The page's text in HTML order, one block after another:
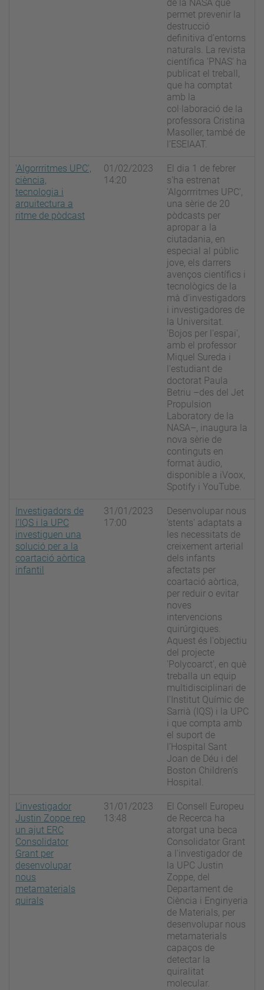
de la NASA que
permet prevenir la
destrucció
definitiva d’entorns
naturals. La revista
científica 'PNAS' ha
publicat el treball,
que ha comptat
amb la
col·laboració de la
professora Cristina
Masoller, també de
l’ESEIAAT.
'Algorrritmes UPC',
ciència,
tecnologia i
arquitectura a
ritme de pòdcast
01/02/2023
14:20
El dia 1 de febrer
s'ha estrenat
'Algorrritmes UPC',
una sèrie de 20
pòdcasts per
apropar a la
ciutadania, en
especial al públic
jove, els darrers
avenços científics i
tecnològics de la
mà d'investigadors
i investigadores de
la Universitat.
'Bojos per l'espai',
amb el professor
Miquel Sureda i
l'estudiant de
doctorat Paula
Betriu –des del Jet
Propulsion
Laboratory de la
NASA–, inaugura la
nova sèrie de
continguts en
format àudio,
disponible a iVoox,
Spotify i YouTube.
Investigadors de
l’IQS i la UPC
investiguen una
solució per a la
coartació aòrtica
infantil
31/01/2023
17:00
Desenvolupar nous
'stents' adaptats a
les necessitats de
creixement arterial
dels infants
afectats per
coartació aòrtica,
per reduir o evitar
noves
intervencions
quirúrgiques.
Aquest és l'objectiu
del projecte
'Polycoarct', en què
treballa un equip
multidisciplinari de
l'Institut Químic de
Sarrià (IQS) i la UPC
i que compta amb
el suport de
l’Hospital Sant
Joan de Déu i del
Boston Children’s
Hospital.
L’investigador
Justin Zoppe rep
un ajut ERC
Consolidator
Grant per
desenvolupar
nous
metamaterials
quirals
31/01/2023
13:48
El Consell Europeu
de Recerca ha
atorgat una beca
Consolidator Grant
a l'investigador de
la UPC Justin
Zoppe, del
Departament de
Ciència i Enginyeria
de Materials, per
desenvolupar nous
metamaterials
capaços de
detectar la
quiralitat
molecular.